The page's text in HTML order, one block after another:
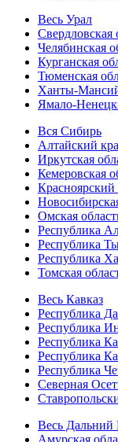
Весь Урал
Свердловская
Челябинская
Курганская
Тюменская
Ханты-
Ямало-
Вся Сибирь
Алтайский
Иркутская
Кемеровская
Красноярский
Омская
Республика
Республика
Республика
Томская
Весь Кавказ
Республика
Республика
Республика
Республика
Республика
Северная
Весь Дальний
Амурская